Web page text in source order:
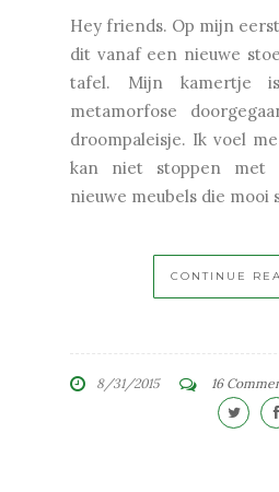
Hey friends. Op mijn
dit vanaf een nieuwe
tafel. Mijn kamertje
metamorfose
droompaleisje. Ik voel
kan niet stoppen met
nieuwe meubels die mooi
CONTINUE
8/31/2015 16